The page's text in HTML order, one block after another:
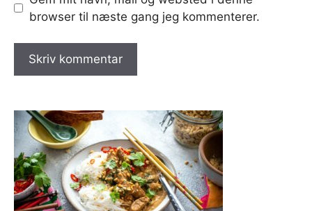
browser til næste gang jeg kommenterer.